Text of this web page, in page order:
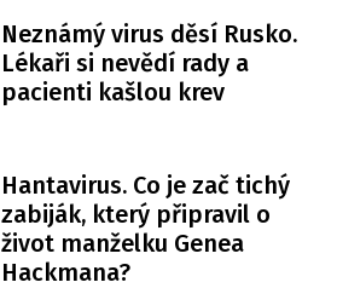
Neznámý virus děsí Rusko.
Lékaři si nevědí rady a
pacienti kašlou krev
Hantavirus. Co je zač tichý
zabiják, který připravil o
život manželku Genea
Hackmana?